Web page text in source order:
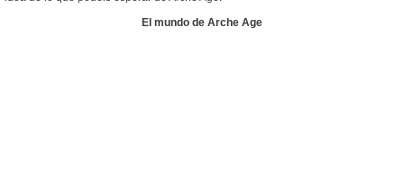
El mundo de Arche Age